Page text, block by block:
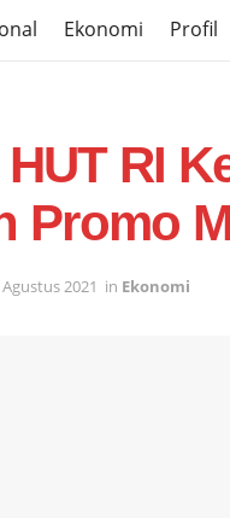
Ekonomi Profil
RI
Promo
2021 in Ekonomi